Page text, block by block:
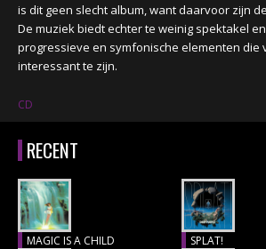
is dit geen slecht album, want daarvoor zijn
De muziek biedt echter te weinig spektakel
progressieve en symfonische elementen die
interessant te zijn.
CD
RECENT
MAGIC IS A CHILD
SPLAT!